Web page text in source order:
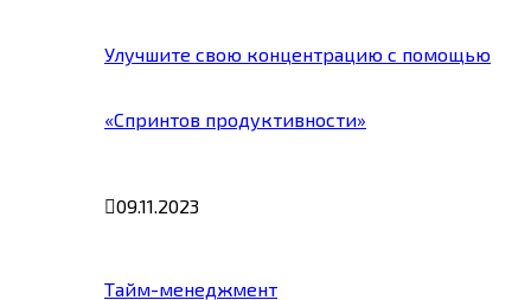
Улучшите свою концентрацию с помощью
«Спринтов продуктивности»
09.11.2023
Тайм-менеджмент